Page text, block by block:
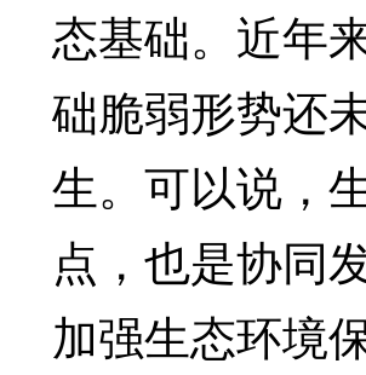
态基础。近年
础脆弱形势还
生。可以说，
点，也是协同
加强生态环境